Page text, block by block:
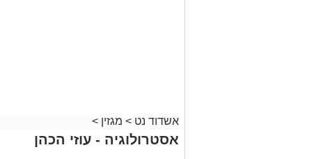
אשדוד נט > מגזין >
אסטרולוגיה - עוזי הכהן